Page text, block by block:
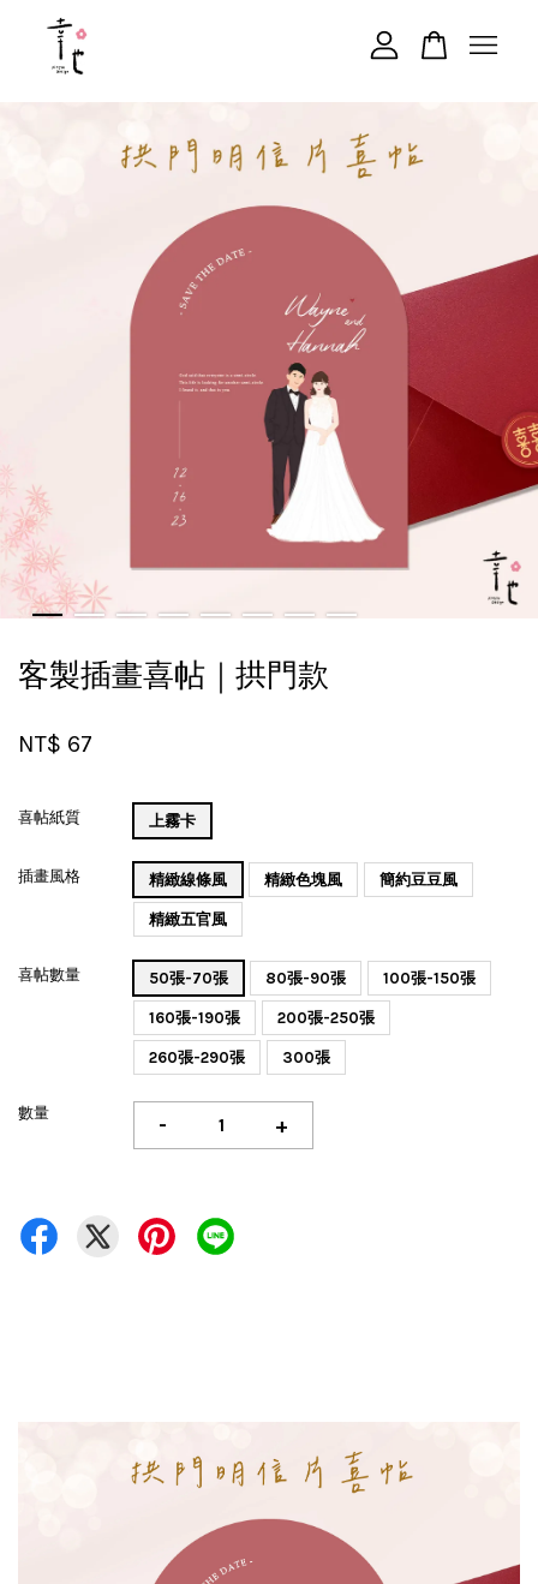
客製插畫喜帖｜拱門款
NT$ 67
喜帖紙質 上霧卡
插畫風格 精緻線條風 精緻色塊風 簡約豆豆風
精緻五官風
喜帖數量 50張-70張 80張-90張 100張-150張
160張-190張 200張-250張
260張-290張 300張
數量 - +